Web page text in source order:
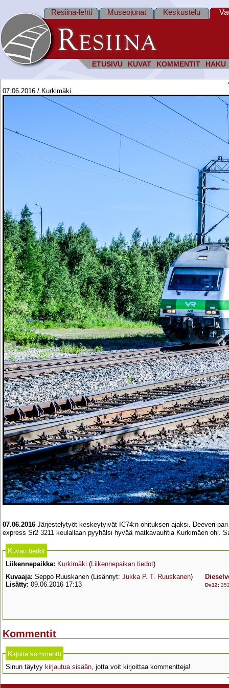
ETUSIVU KUVAT KOMMENTIT HAKU
Resiina-lehti Museojunat Keskustelu
07.06.2016 / Kurkimäki
07.06.2016 Järjestelytyöt keskeytyivät IC74:n ohituksen ajaksi. Deeveri-
express Sr2 3211 keulallaan pyyhälsi hyvää matkavauhtia Kurkimäen ohi.
Kuvan tiedot
Liikennepaikka: Kurkimäki (Liikennepaikan tiedot)
Kuvaaja: Seppo Ruuskanen (Lisännyt: Jukka P. T. Ruuskanen)
Lisätty: 09.06.2016 17:13 Dv12:
Kommentit
Kirjoita kommentti
Sinun täytyy kirjautua sisään, jotta voit kirjoittaa kommentteja!